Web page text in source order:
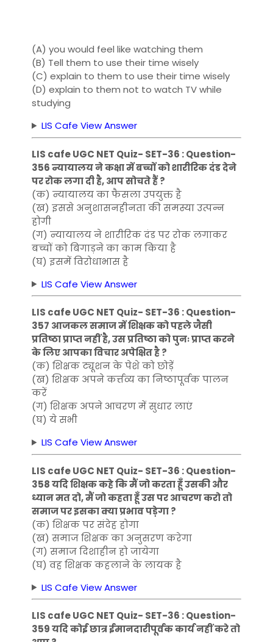
(A) you would feel like watching them
(B) Tell them to use their time wisely
(C) explain to them to use their time wisely
(D) explain to them not to watch TV while
studying
LIS Cafe View Answer
LIS cafe UGC NET Quiz- SET-36 : Question-
356 न्यायालय ने कक्षा में बच्चों को शारीरिक दंड देने
पर रोक लगा दी है, आप सोचते हैं ?
(क) न्यायालय का फैसला उपयुक्त है
(ख) इससे अनुशासनहीनता की समस्या उत्पन्न
होगी
(ग) न्यायालय ने शारीरिक दंड पर रोक लगाकर
बच्चों को बिगाड़ने का काम किया है
(घ) इसमें विरोधाभास है
LIS Cafe View Answer
LIS cafe UGC NET Quiz- SET-36 : Question-
357 आजकल समाज में शिक्षक को पहले जैसी
प्रतिष्ठा प्राप्त नहीं है, उस प्रतिष्ठा को पुनः प्राप्त करने
के लिए आपका विचार अपेक्षित है ?
(क) शिक्षक ट्यूशन के पेशे को छोड़ें
(ख) शिक्षक अपने कर्त्तव्य का निष्ठापूर्वक पालन
करें
(ग) शिक्षक अपने आचरण में सुधार लाएं
(घ) ये सभी
LIS Cafe View Answer
LIS cafe UGC NET Quiz- SET-36 : Question-
358 यदि शिक्षक कहे कि मैं जो करता हूँ उसकी और
ध्यान मत दो, मैं जो कहता हूँ उस पर आचरण करो तो
समाज पर इसका क्या प्रभाव पड़ेगा ?
(क) शिक्षक पर संदेह होगा
(ख) समाज शिक्षक का अनुसरण करेगा
(ग) समाज दिशाहीन हो जायेगा
(घ) वह शिक्षक कहलाने के लायक है
LIS Cafe View Answer
LIS cafe UGC NET Quiz- SET-36 : Question-
359 यदि कोई छात्र ईमानदारीपूर्वक कार्य नहीं करे तो